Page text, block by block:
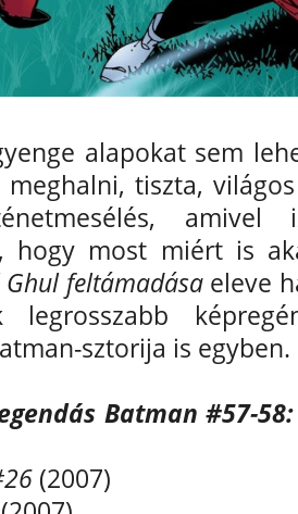
alapokat sem
meghalni, tiszta,
amivel
hogy most miért is
Ghul feltámadása eleve
legrosszabb
sztorija is egyben.
Batman #57-
(2007)